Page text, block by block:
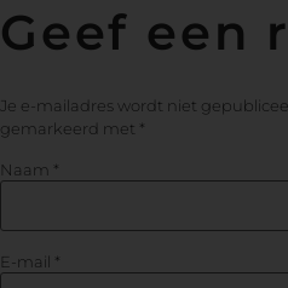
Geef een
Je e-mailadres wordt niet
gemarkeerd met *
Naam *
E-mail *